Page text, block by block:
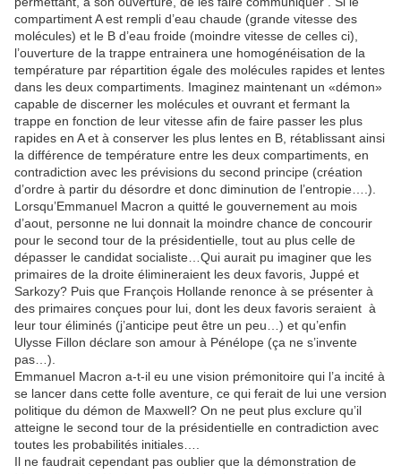
compartiment A est rempli d’eau chaude (grande vitesse des
molécules) et le B d’eau froide (moindre vitesse de celles ci),
l’ouverture de la trappe entrainera une homogénéisation de la
température par répartition égale des molécules rapides et lentes
dans les deux compartiments. Imaginez maintenant un «démon»
capable de discerner les molécules et ouvrant et fermant la
trappe en fonction de leur vitesse afin de faire passer les plus
rapides en A et à conserver les plus lentes en B, rétablissant ainsi
la différence de température entre les deux compartiments, en
contradiction avec les prévisions du second principe (création
d’ordre à partir du désordre et donc diminution de l’entropie….).
Lorsqu’Emmanuel Macron a quitté le gouvernement au mois
d’aout, personne ne lui donnait la moindre chance de concourir
pour le second tour de la présidentielle, tout au plus celle de
dépasser le candidat socialiste…Qui aurait pu imaginer que les
primaires de la droite élimineraient les deux favoris, Juppé et
Sarkozy? Puis que François Hollande renonce à se présenter à
des primaires conçues pour lui, dont les deux favoris seraient à
leur tour éliminés (j’anticipe peut être un peu…) et qu’enfin
Ulysse Fillon déclare son amour à Pénélope (ça ne s’invente
pas…).
Emmanuel Macron a-t-il eu une vision prémonitoire qui l’a incité à
se lancer dans cette folle aventure, ce qui ferait de lui une version
politique du démon de Maxwell? On ne peut plus exclure qu’il
atteigne le second tour de la présidentielle en contradiction avec
toutes les probabilités initiales….
Il ne faudrait cependant pas oublier que la démonstration de